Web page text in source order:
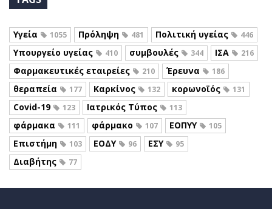
Υγεία 1055 Πρόληψη 481 Πολιτική υγείας 446
Υπουργείο υγείας 410 συμβουλές 344 ΙΣΑ 216
Φαρμακευτικές εταιρείες 210 Έρευνα 186
θεραπεία 177 Καρκίνος 132 κορωνοϊός 131
Covid-19 123 Ιατρικός Τύπος 113
φάρμακα 111 φάρμακο 107 ΕΟΠΥΥ 105
Επιστήμη 103 ΕΟΔΥ 96 ΕΣΥ 95
Διαβήτης 77